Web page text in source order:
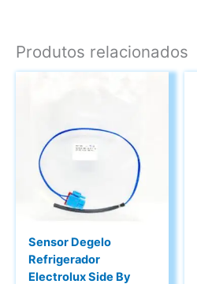
Produtos relacionados
Sensor Degelo
Refrigerador
Electrolux Side By